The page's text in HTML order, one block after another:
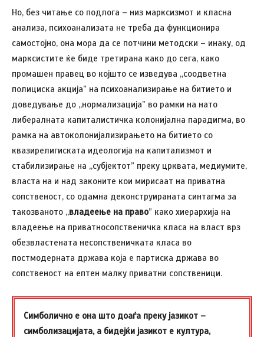
Но, без читање со подлога – низ марксизмот и класна
анализа, психоанализата не треба да функционира
самостојно, она мора да се потчини методски – инаку, од
марксистите ќе биде третирана како до сега, како
промашен правец во којшто се изведува ,,соодветна
полициска акција” на психоанализирање на битието и
доведување до ,,нормализација” во рамки на нато
либералната капиталистичка колонијална парадигма, во
рамка на автоколонијализирањето на битието со
квазирелигиската идеологија на капитализмот и
стабилизирање на ,,субјектот” преку црквата, медиумите,
власта на и над законите кои мирисаат на приватна
сопственост, со одамна деконструираната синтагма за
такозваното ,,владеење на право” како хиерархија на
владеење на приватносопственичка класа на власт врз
обезвластената несопственичката класа во
постмодерната држава која е партиска држава во
сопственост на ептен малку приватни сопственици.
Симболично е она што доаѓа преку јазикот –
симболизацијата, а бидејќи јазикот е култура,